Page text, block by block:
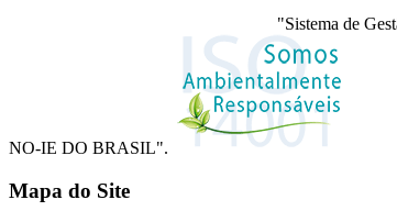
"Sistema de
NO-IE DO BRASIL".
Mapa do Site